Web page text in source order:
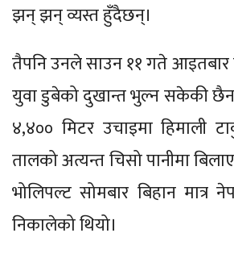
झन् झन् व्यस्त हुँदैछन्।
तैपनि उनले साउन ११ गते आइतबार
युवा डुबेको दुखान्त भुल्न सकेकी
४,४०० मिटर उचाइमा हिमाली
तालको अत्यन्त चिसो पानीमा
भोलिपल्ट सोमबार बिहान मात्र
निकालेको थियो।